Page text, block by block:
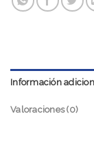
Información
Valoraciones (0)